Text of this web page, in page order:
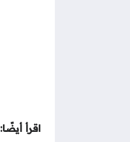
اقرأ أيضًا: